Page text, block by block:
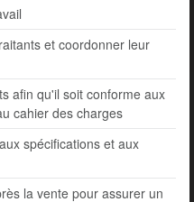
et coordonner leur
afin qu'il soit conforme aux
cahier des charges
spécifications et aux
la vente pour assurer un